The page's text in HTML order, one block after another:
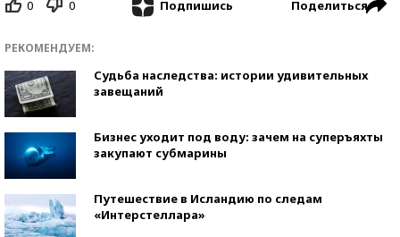
0 0 Подпишись Поделиться
РЕКОМЕНДУЕМ:
Судьба наследства: истории удивительных
завещаний
Бизнес уходит под воду: зачем на суперъяхты
закупают субмарины
Путешествие в Исландию по следам
«Интерстеллара»